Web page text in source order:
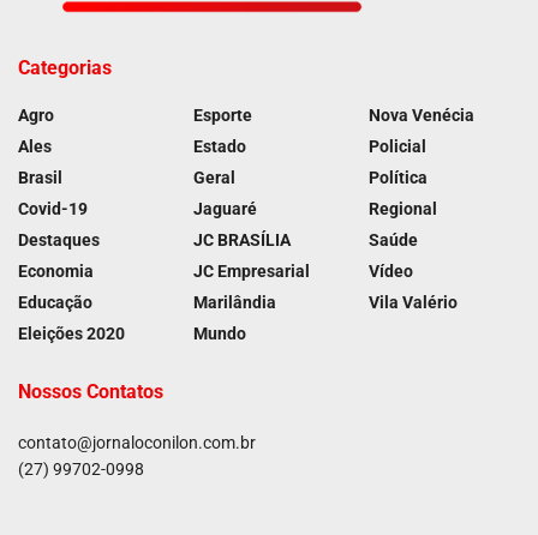
Categorias
Agro
Ales
Brasil
Covid-19
Destaques
Economia
Educação
Eleições 2020
Esporte
Estado
Geral
Jaguaré
JC BRASÍLIA
JC Empresarial
Marilândia
Mundo
Nova Venécia
Policial
Política
Regional
Saúde
Vídeo
Vila Valério
Nossos Contatos
contato@jornaloconilon.com.br
(27) 99702-0998